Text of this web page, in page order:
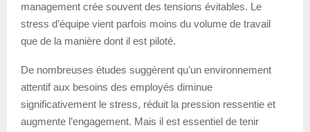
management crée souvent des tensions évitables. Le
stress d’équipe vient parfois moins du volume de travail
que de la manière dont il est piloté.
De nombreuses études suggèrent qu’un environnement
attentif aux besoins des employés diminue
significativement le stress, réduit la pression ressentie et
augmente l’engagement. Mais il est essentiel de tenir